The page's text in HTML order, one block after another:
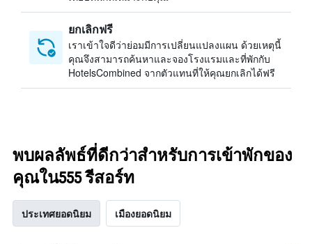
ยกเลิกฟรี
เราเข้าใจดีว่าย่อมมีการเปลี่ยนแปลงแผน ด้วยเหตุนี้
คุณจึงสามารถค้นหาและจองโรงแรมและที่พักกับ
HotelsCombined จากตัวแทนที่ให้คุณยกเลิกได้ฟรี
พบผลลัพธ์ที่ดีกว่าสำหรับการเข้าพักของ
คุณใน555 รีสอร์ท
ประเทศยอดนิยม เมืองยอดนิยม